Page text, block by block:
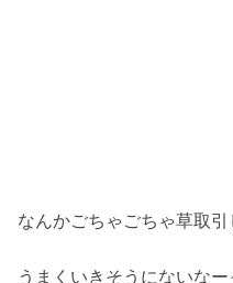
なんかごちゃごちゃ草取引
うまくいきそうにないな